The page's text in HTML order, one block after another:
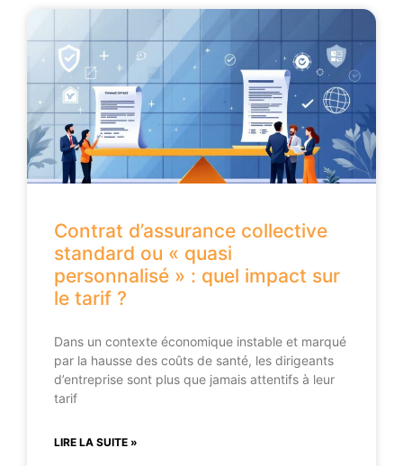
Contrat d’assurance collective
standard ou « quasi
personnalisé » : quel impact sur
le tarif ?
Dans un contexte économique instable et marqué
par la hausse des coûts de santé, les dirigeants
d’entreprise sont plus que jamais attentifs à leur
tarif
LIRE LA SUITE »